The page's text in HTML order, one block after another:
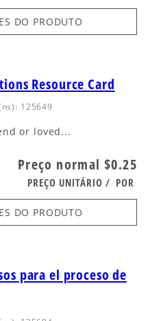
DO PRODUTO
Resource Card
125649
or loved...
Preço normal $0.25
PREÇO UNITÁRIO / POR
DO PRODUTO
para el proceso de